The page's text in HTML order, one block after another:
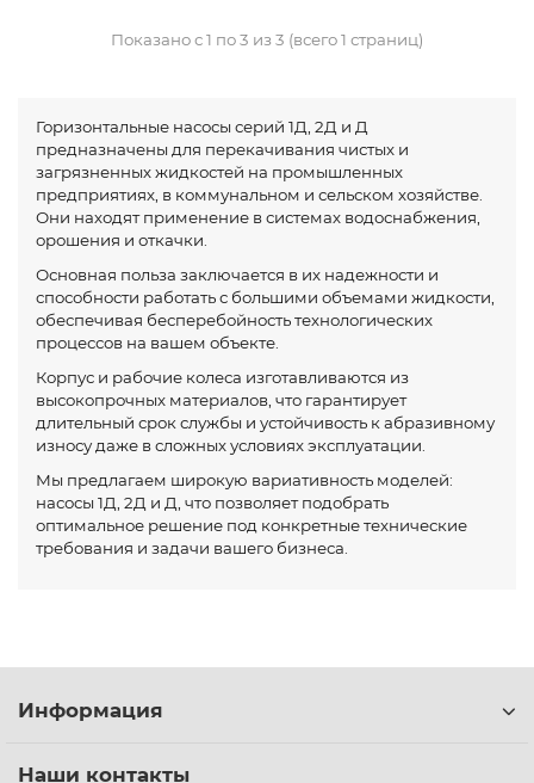
Показано с 1 по 3 из 3 (всего 1 страниц)
Горизонтальные насосы серий 1Д, 2Д и Д
предназначены для перекачивания чистых и
загрязненных жидкостей на промышленных
предприятиях, в коммунальном и сельском хозяйстве.
Они находят применение в системах водоснабжения,
орошения и откачки.
Основная польза заключается в их надежности и
способности работать с большими объемами жидкости,
обеспечивая бесперебойность технологических
процессов на вашем объекте.
Корпус и рабочие колеса изготавливаются из
высокопрочных материалов, что гарантирует
длительный срок службы и устойчивость к абразивному
износу даже в сложных условиях эксплуатации.
Мы предлагаем широкую вариативность моделей:
насосы 1Д, 2Д и Д, что позволяет подобрать
оптимальное решение под конкретные технические
требования и задачи вашего бизнеса.
Информация
Наши контакты